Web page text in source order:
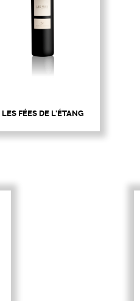
LES FÉES DE L'ÉTANG